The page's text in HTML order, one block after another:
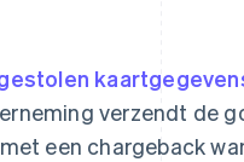
verzendt de
een chargeback